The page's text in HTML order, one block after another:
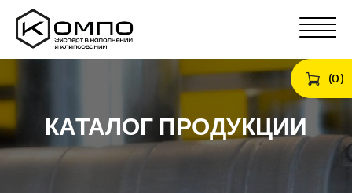
(0)
КАТАЛОГ ПРОДУКЦИИ